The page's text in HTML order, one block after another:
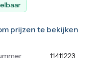
prijzen te bekijken
11411223